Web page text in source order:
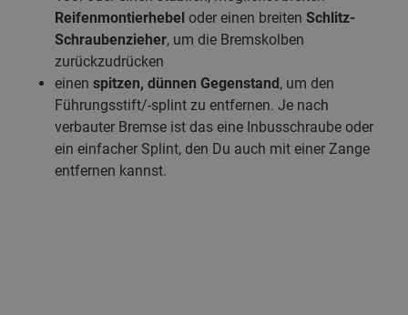
Reifenmontierhebel oder einen breiten Schlitz-
Schraubenzieher, um die Bremskolben
zurückzudrücken
einen spitzen, dünnen Gegenstand, um den
Führungsstift/-splint zu entfernen. Je nach
verbauter Bremse ist das eine Inbusschraube oder
ein einfacher Splint, den Du auch mit einer Zange
entfernen kannst.